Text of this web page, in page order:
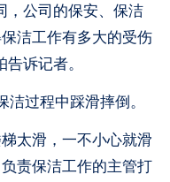
，公司的保安、保洁
洁工作有多大的受伤
诉记者。
过程中踩滑摔倒。
太滑，一不小心就滑
责保洁工作的主管打